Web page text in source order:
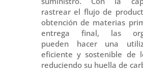
rastrear el flujo de
obtención de materias
entrega final, las
pueden hacer una
eficiente y sostenible de
reduciendo su huella de